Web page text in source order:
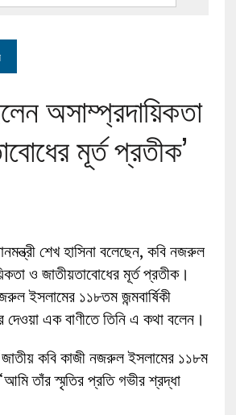
অসাম্প্রদায়িকতা
মূর্ত প্রতীক’
শেখ হাসিনা বলেছেন, কবি নজরুল
ও জাতীয়তাবোধের মূর্ত প্রতীক।
ইসলামের ১১৮তম জন্মবার্ষিকী
এক বাণীতে তিনি এ কথা বলেন।
কবি কাজী নজরুল ইসলামের ১১৮ম
‘আমি তাঁর স্মৃতির প্রতি গভীর শ্রদ্ধা